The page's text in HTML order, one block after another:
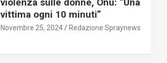
vittima ogni 10 minuti”
Novembre 25, 2024 Redazione Spraynews